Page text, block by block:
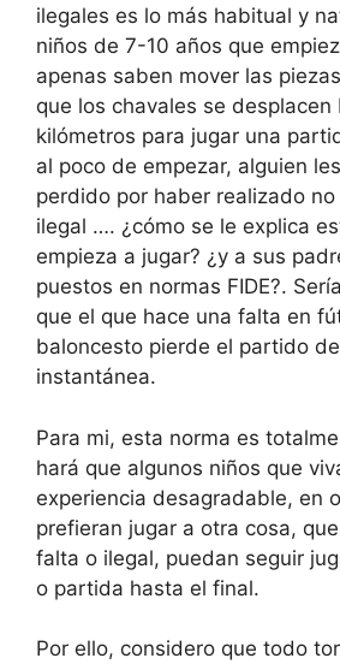
ilegales es lo más habitual y
niños de 7-10 años que
apenas saben mover las
que los chavales se desplacen
kilómetros para jugar una
al poco de empezar, alguien
perdido por haber realizado
ilegal …. ¿cómo se le explica
empieza a jugar? ¿y a sus
puestos en normas FIDE?.
que el que hace una falta en
baloncesto pierde el partido
instantánea.
Para mi, esta norma es
hará que algunos niños que
experiencia desagradable, en
prefieran jugar a otra cosa,
falta o ilegal, puedan seguir
o partida hasta el final.
Por ello, considero que todo